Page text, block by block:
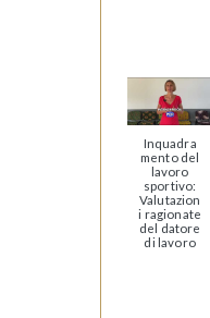
Inquadra
mento del
lavoro
sportivo:
Valutazion
i ragionate
del datore
di lavoro